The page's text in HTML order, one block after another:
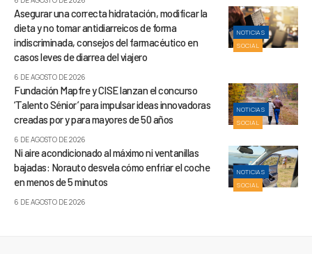
NOTICIAS
SOCIAL
Asegurar una correcta hidratación, modificar la
dieta y no tomar antidiarreicos de forma
indiscriminada, consejos del farmacéutico en
casos leves de diarrea del viajero
6 DE AGOSTO DE 2026
NOTICIAS
SOCIAL
Fundación Mapfre y CISE lanzan el concurso
‘Talento Sénior’ para impulsar ideas innovadoras
creadas por y para mayores de 50 años
6 DE AGOSTO DE 2026
NOTICIAS
SOCIAL
Ni aire acondicionado al máximo ni ventanillas
bajadas: Norauto desvela cómo enfriar el coche
en menos de 5 minutos
6 DE AGOSTO DE 2026